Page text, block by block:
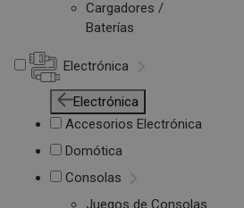
Cargadores /
Baterías
Electrónica
Electrónica
Accesorios Electrónica
Domótica
Consolas
Juegos de Consolas